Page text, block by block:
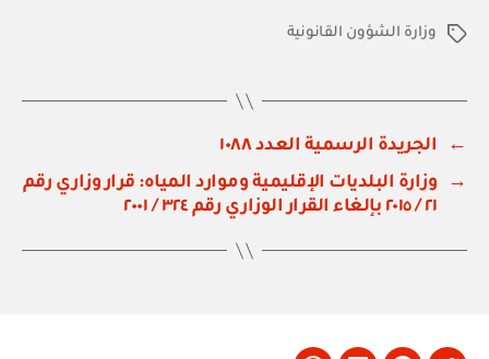
الوسوموزارة الشؤون القانونية
←
الجريدة الرسمية العدد ١٠٨٨
→
وزارة البلديات الإقليمية وموارد المياه: قرار وزاري رقم
٢١ / ٢٠١٥ بإلغاء القرار الوزاري رقم ٣٢٤ / ٢٠٠١